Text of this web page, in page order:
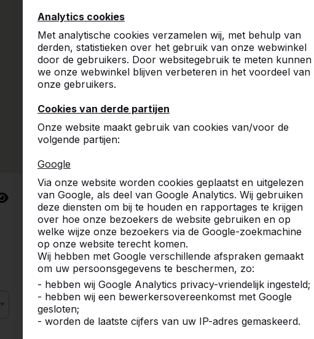
Analytics cookies
Met analytische cookies verzamelen wij, met behulp van
derden, statistieken over het gebruik van onze webwinkel
door de gebruikers. Door websitegebruik te meten kunnen
we onze webwinkel blijven verbeteren in het voordeel van
onze gebruikers.
Cookies van derde partijen
Onze website maakt gebruik van cookies van/voor de
volgende partijen:
Google
Via onze website worden cookies geplaatst en uitgelezen
van Google, als deel van Google Analytics. Wij gebruiken
deze diensten om bij te houden en rapportages te krijgen
over hoe onze bezoekers de website gebruiken en op
welke wijze onze bezoekers via de Google-zoekmachine
op onze website terecht komen.
Wij hebben met Google verschillende afspraken gemaakt
om uw persoonsgegevens te beschermen, zo:
- hebben wij Google Analytics privacy-vriendelijk ingesteld;
- hebben wij een bewerkersovereenkomst met Google
gesloten;
- worden de laatste cijfers van uw IP-adres gemaskeerd.